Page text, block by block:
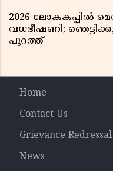
2026 ലോകകപ്പിൽ
വധഭീഷണി;
പുറത്ത്
Home
Contact Us
Grievance Redressal
News